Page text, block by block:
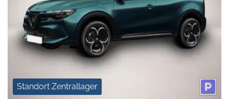
Standort Zentrallager